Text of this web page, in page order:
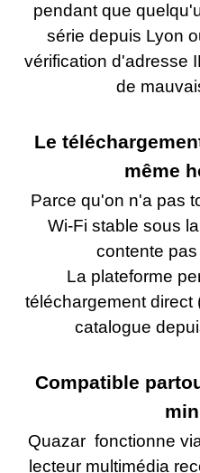
pendant que
série depuis Lyon
vérification d'adresse
de
Le
même
Parce qu'on n'a pas
Wi-Fi stable sous
contente
La plateforme
téléchargement direct
catalogue
Compatible
Quazar fonctionne
lecteur multimédia